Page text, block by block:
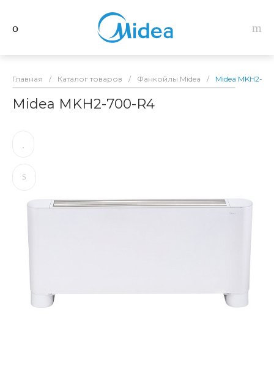
Главная / Каталог товаров / Фанкойлы Midea / Midea MKH2-
Midea MKH2-700-R4